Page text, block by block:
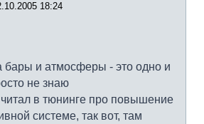
18:24
бары и атмосферы - это одно и
не знаю
в тюнинге про повышение
системе, так вот, там